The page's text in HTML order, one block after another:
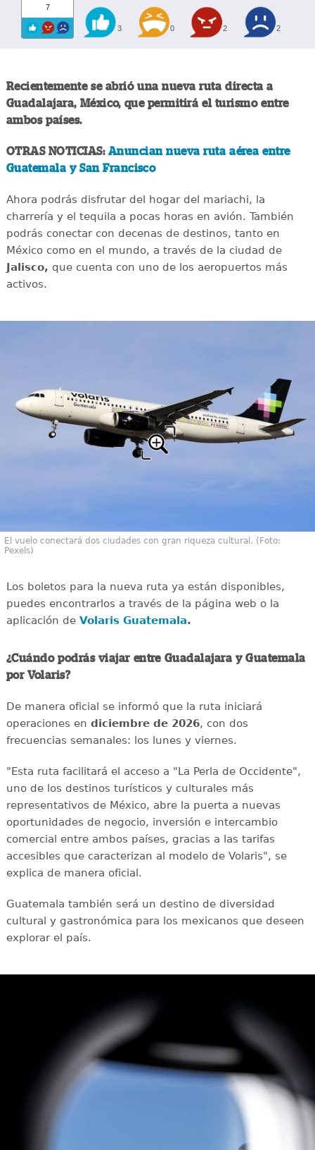
7
3 0 2 2
Recientemente se abrió una nueva ruta directa a
Guadalajara, México, que permitirá el turismo entre
ambos países.
OTRAS NOTICIAS: Anuncian nueva ruta aérea entre
Guatemala y San Francisco
Ahora podrás disfrutar del hogar del mariachi, la
charrería y el tequila a pocas horas en avión. También
podrás conectar con decenas de destinos, tanto en
México como en el mundo, a través de la ciudad de
Jalisco, que cuenta con uno de los aeropuertos más
activos.
El vuelo conectará dos ciudades con gran riqueza cultural. (Foto:
Pexels)
Los boletos para la nueva ruta ya están disponibles,
puedes encontrarlos a través de la página web o la
aplicación deVolaris Guatemala.
¿Cuándo podrás viajar entre Guadalajara y Guatemala
por Volaris?
De manera oficial se informó que la ruta iniciará
operaciones en diciembre de 2026, con dos
frecuencias semanales: los lunes y viernes.
"Esta ruta facilitará el acceso a "La Perla de Occidente",
uno de los destinos turísticos y culturales más
representativos de México, abre la puerta a nuevas
oportunidades de negocio, inversión e intercambio
comercial entre ambos países, gracias a las tarifas
accesibles que caracterizan al modelo de Volaris", se
explica de manera oficial.
Guatemala también será un destino de diversidad
cultural y gastronómica para los mexicanos que deseen
explorar el país.